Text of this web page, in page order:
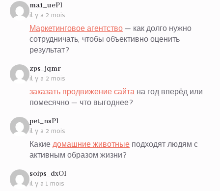
ma1_uePlsays:
il y a 2 mois
Маркетинговое агентство— как долго нужно
сотрудничать, чтобы объективно оценить
результат?
zps_jqmrsays:
il y a 2 mois
заказать продвижение сайтана год вперёд или
помесячно — что выгоднее?
pet_nsPlsays:
il y a 2 mois
Какиедомашние животныеподходят людям с
активным образом жизни?
soips_dxOlsays:
il y a 1 mois